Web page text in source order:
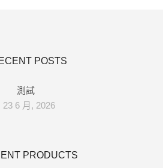
POSTS
測試
23 6 月, 2026
PRODUCTS